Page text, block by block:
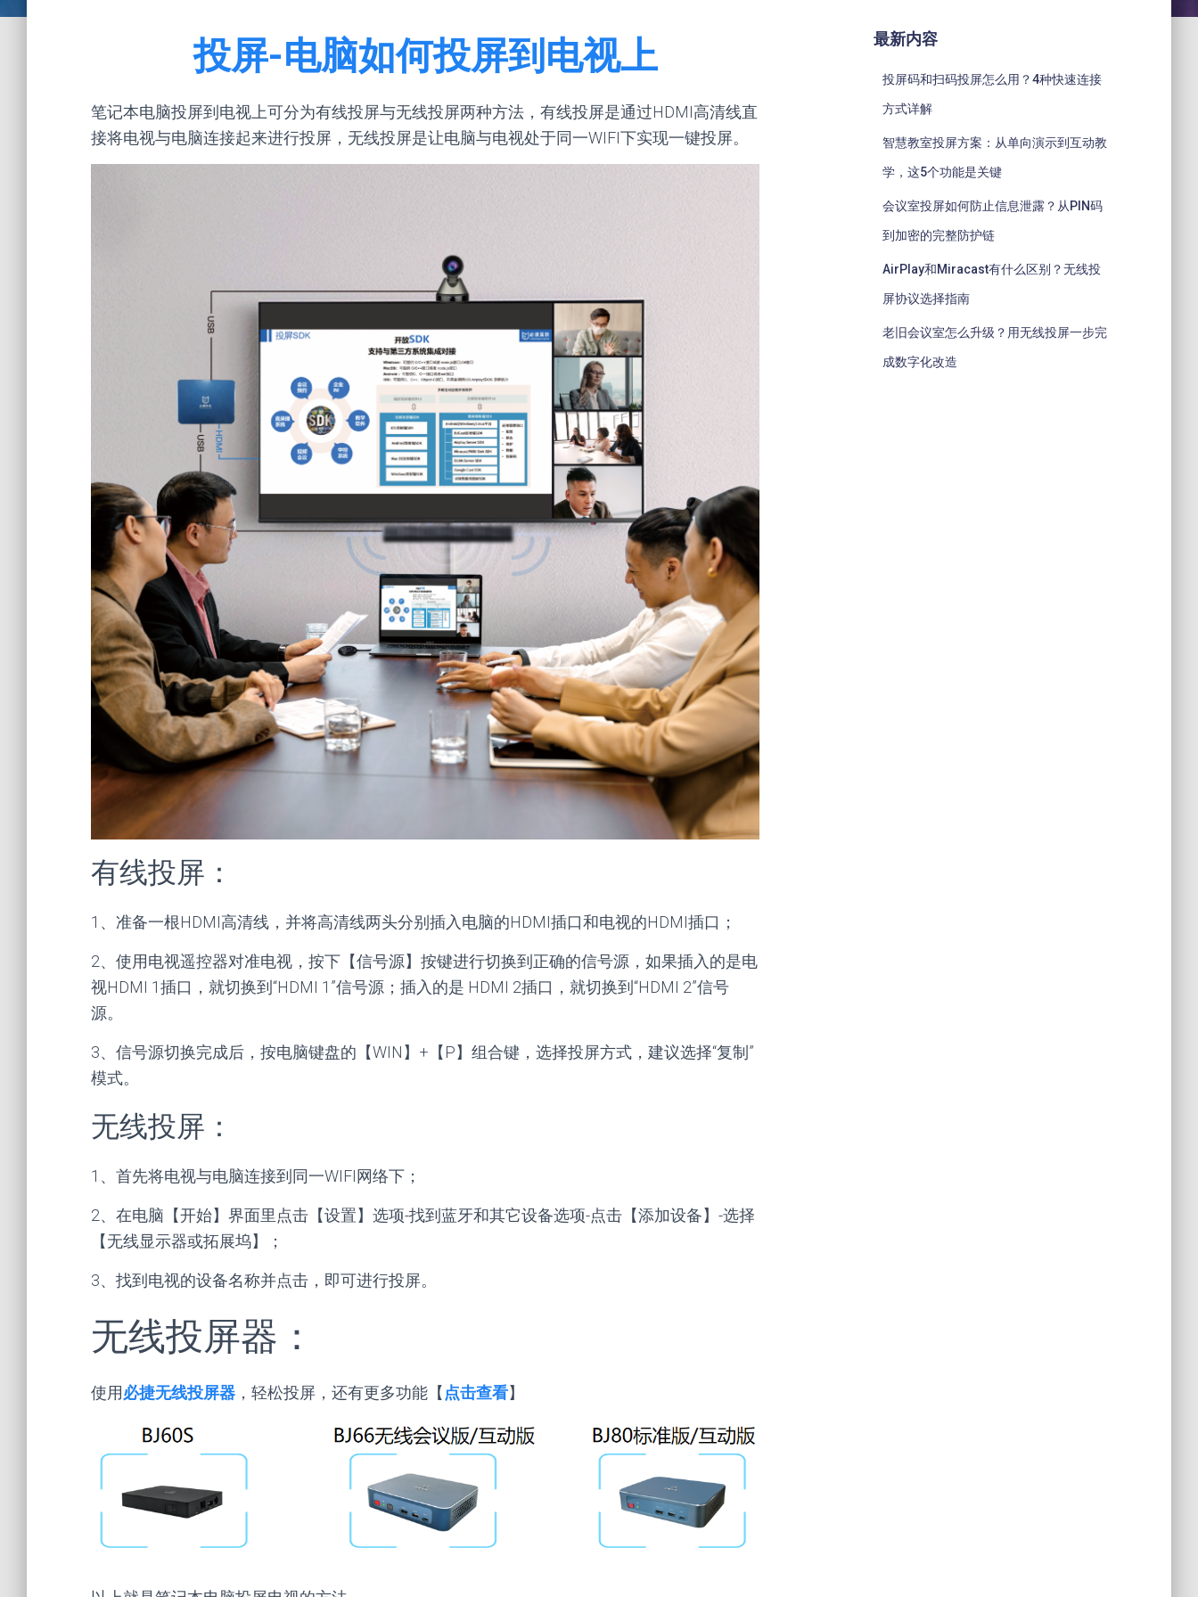
投屏-电脑如何投屏到电视上
笔记本电脑投屏到电视上可分为有线投屏与无线投屏两种方法，有线投屏是通过HDMI高清线直
接将电视与电脑连接起来进行投屏，无线投屏是让电脑与电视处于同一WIFI下实现一键投屏。
有线投屏：
1、准备一根HDMI高清线，并将高清线两头分别插入电脑的HDMI插口和电视的HDMI插口；
2、使用电视遥控器对准电视，按下【信号源】按键进行切换到正确的信号源，如果插入的是电
视HDMI 1插口，就切换到“HDMI 1”信号源；插入的是 HDMI 2插口，就切换到“HDMI 2”信号
源。
3、信号源切换完成后，按电脑键盘的【WIN】+【P】组合键，选择投屏方式，建议选择“复制”
模式。
无线投屏：
1、首先将电视与电脑连接到同一WIFI网络下；
2、在电脑【开始】界面里点击【设置】选项-找到蓝牙和其它设备选项-点击【添加设备】-选择
【无线显示器或拓展坞】；
3、找到电视的设备名称并点击， 即可进行投屏。
无线投屏器：
使用必捷无线投屏器 ，轻松投屏，还有更多功能【 点击查看】
最新内容
投屏码和扫码投屏怎么用？4种快速连接
方式详解
智慧教室投屏方案：从单向演示到互动教
学，这5个功能是关键
会议室投屏如何防止信息泄露？从PIN码
到加密的完整防护链
AirPlay和Miracast有什么区别？无线投
屏协议选择指南
老旧会议室怎么升级？用无线投屏一步完
成数字化改造